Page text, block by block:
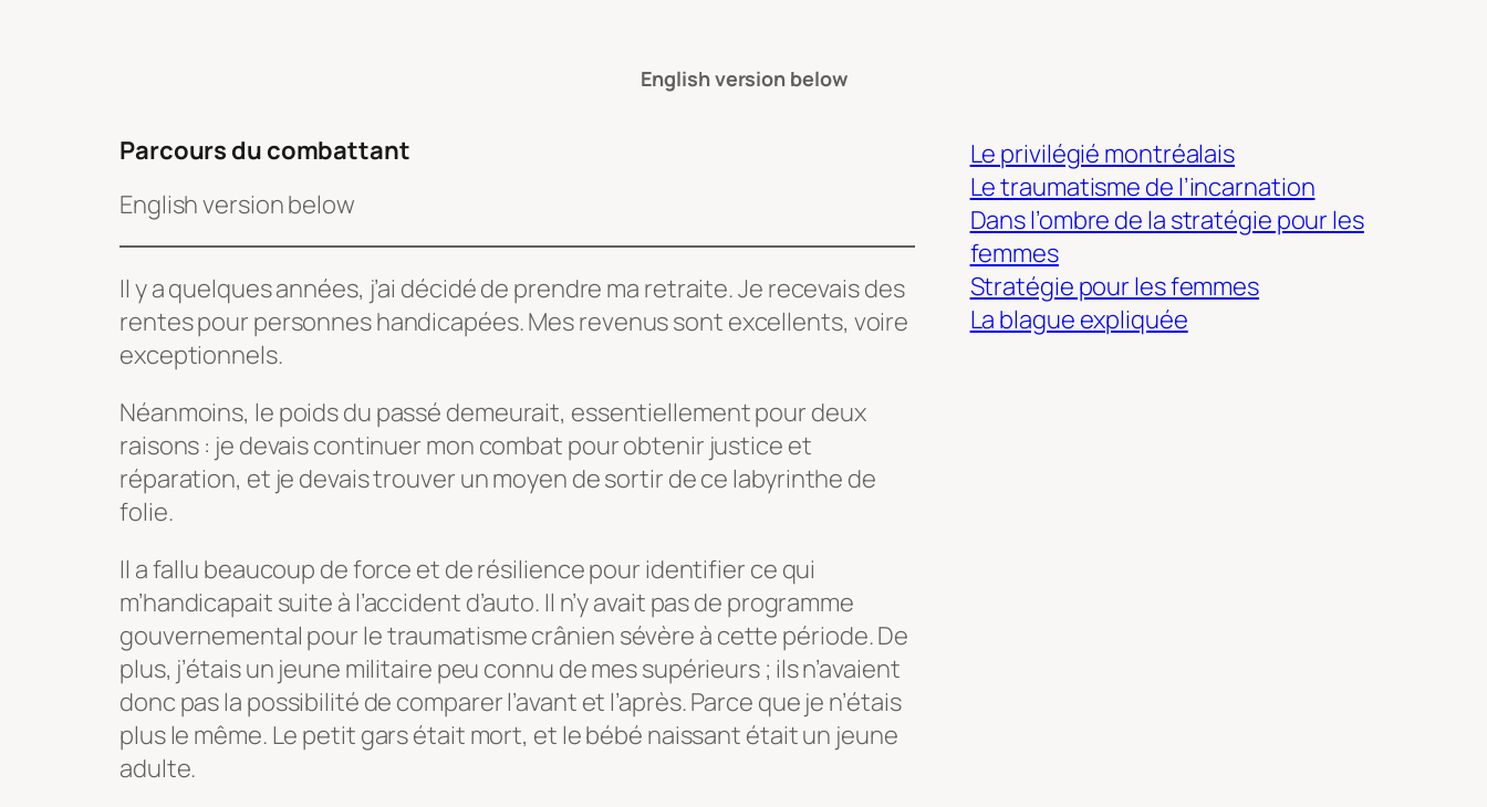
English version below
Parcours du combattant
English version below
Il y a quelques années, j’ai décidé de prendre ma retraite. Je recevais des
rentes pour personnes handicapées. Mes revenus sont excellents, voire
exceptionnels.
Néanmoins, le poids du passé demeurait, essentiellement pour deux
raisons : je devais continuer mon combat pour obtenir justice et
réparation, et je devais trouver un moyen de sortir de ce labyrinthe de
folie.
Il a fallu beaucoup de force et de résilience pour identifier ce qui
m’handicapait suite à l’accident d’auto. Il n’y avait pas de programme
gouvernemental pour le traumatisme crânien sévère à cette période. De
plus, j’étais un jeune militaire peu connu de mes supérieurs ; ils n’avaient
donc pas la possibilité de comparer l’avant et l’après. Parce que je n’étais
plus le même. Le petit gars était mort, et le bébé naissant était un jeune
adulte.
Le privilégié montréalais
Le traumatisme de l’incarnation
Dans l’ombre de la stratégie pour les
femmes
Stratégie pour les femmes
La blague expliquée